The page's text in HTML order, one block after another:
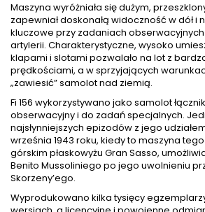
Maszyna wyróżniała się dużym,
zapewniał doskonałą widoczność w dół i
kluczowe przy zadaniach
artylerii. Charakterystyczne, wysoko
klapami i slotami pozwalało na lot z
prędkościami, a w sprzyjających
„zawiesić” samolot nad ziemią.
Fi 156 wykorzystywano jako samolot
obserwacyjny i do zadań specjalnych.
najsłynniejszych epizodów z jego
września 1943 roku, kiedy to maszyna
górskim płaskowyżu Gran Sasso,
Benito Mussoliniego po jego uwolnieniu
Skorzeny’ego.
Wyprodukowano kilka tysięcy egzemplarzy